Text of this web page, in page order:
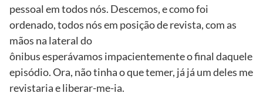
pessoal em todos nós. Descemos, e como foi
ordenado, todos nós em posição de revista, com as
mãos na lateral do
ônibus esperávamos impacientemente o final daquele
episódio. Ora, não tinha o que temer, já já um deles me
revistaria e liberar-me-ia.